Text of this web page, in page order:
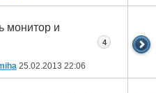
монитор и
25.02.2013 22:06
4